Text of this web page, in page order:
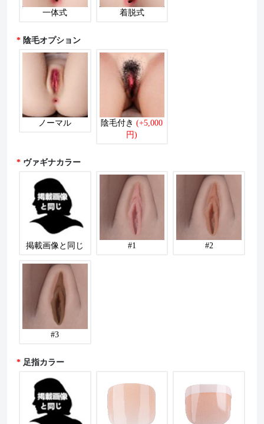
一体式 着脱式
陰毛オプション
ノーマル 陰毛付き (+5,000
円)
ヴァギナカラー
掲載画像と同じ #1 #2
#3
足指カラー